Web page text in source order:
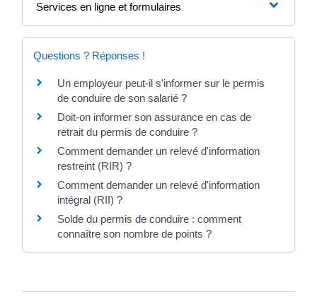
Services en ligne et formulaires
Questions ? Réponses !
Un employeur peut-il s'informer sur le permis
de conduire de son salarié ?
Doit-on informer son assurance en cas de
retrait du permis de conduire ?
Comment demander un relevé d'information
restreint (RIR) ?
Comment demander un relevé d'information
intégral (RII) ?
Solde du permis de conduire : comment
connaître son nombre de points ?